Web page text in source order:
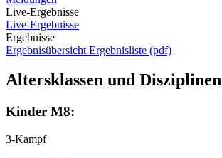
Live-Ergebnisse
Live-Ergebnisse
Ergebnisse
Ergebnisübersicht Ergebnisliste (pdf)
Altersklassen und Disziplinen
Kinder M8:
3-Kampf